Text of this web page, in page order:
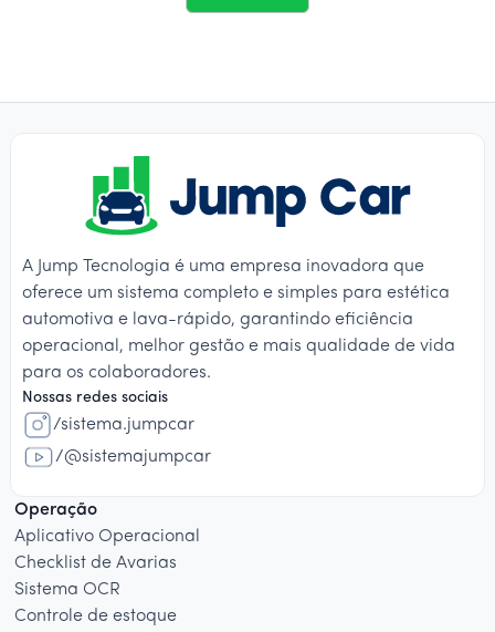
A Jump Tecnologia é uma empresa inovadora que
oferece um sistema completo e simples para estética
automotiva e lava-rápido, garantindo eficiência
operacional, melhor gestão e mais qualidade de vida
para os colaboradores.
Nossas redes sociais
/sistema.jumpcar
/@sistemajumpcar
Operação
Aplicativo Operacional
Checklist de Avarias
Sistema OCR
Controle de estoque